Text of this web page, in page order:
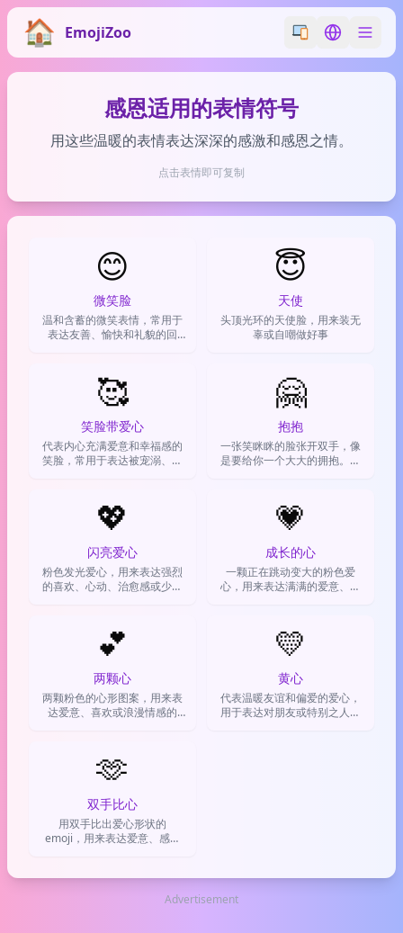
EmojiZoo Switch emoji
Switch
感恩适用的表情符号
用这些温暖的表情表达深深的感激和感恩之情。
点击表情即可复制
😊
微笑脸
温和含蓄的微笑表情，常用于
表达友善、愉快和礼貌的回
😇
天使
头顶光环的天使脸，用来装无
辜或自嘲做好事
🥰
笑脸带爱心
代表内心充满爱意和幸福感的
笑脸，常用于表达被宠溺、感
🤗
抱抱
一张笑眯眯的脸张开双手，像
是要给你一个大大的拥抱。通
💖
闪亮爱心
粉色发光爱心，用来表达强烈
的喜欢、心动、治愈感或少女
💗
成长的心
一颗正在跳动变大的粉色爱
心，用来表达满满的爱意、感
💕
两颗心
两颗粉色的心形图案，用来表
达爱意、喜欢或浪漫情感的
💛
黄心
代表温暖友谊和偏爱的爱心，
用于表达对朋友或特别之人的
🫶
双手比心
用双手比出爱心形状的
emoji，用来表达爱意、感激
Advertisement